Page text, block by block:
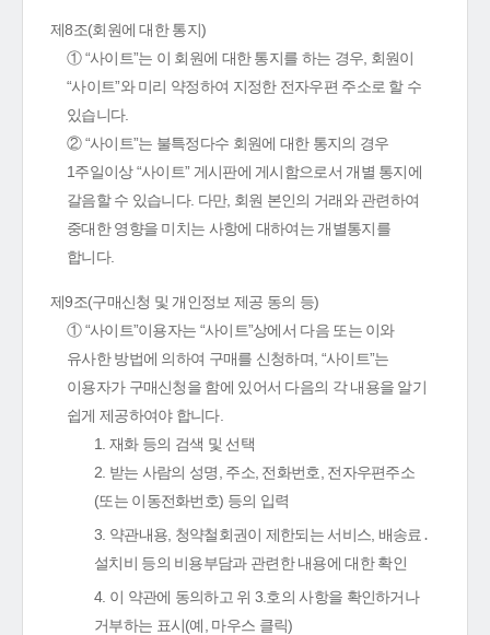
제8조(회원에 대한 통지)
① “사이트”는 이 회원에 대한 통지를 하는 경우, 회원이
“사이트”와 미리 약정하여 지정한 전자우편 주소로 할 수
있습니다.
② “사이트”는 불특정다수 회원에 대한 통지의 경우
1주일이상 “사이트” 게시판에 게시함으로서 개별 통지에
갈음할 수 있습니다. 다만, 회원 본인의 거래와 관련하여
중대한 영향을 미치는 사항에 대하여는 개별통지를
합니다.
제9조(구매신청 및 개인정보 제공 동의 등)
① “사이트”이용자는 “사이트”상에서 다음 또는 이와
유사한 방법에 의하여 구매를 신청하며, “사이트”는
이용자가 구매신청을 함에 있어서 다음의 각 내용을 알기
쉽게 제공하여야 합니다.
1. 재화 등의 검색 및 선택
2. 받는 사람의 성명, 주소, 전화번호, 전자우편주소
(또는 이동전화번호) 등의 입력
3. 약관내용, 청약철회권이 제한되는 서비스, 배송료․
설치비 등의 비용부담과 관련한 내용에 대한 확인
4. 이 약관에 동의하고 위 3.호의 사항을 확인하거나
거부하는 표시(예, 마우스 클릭)